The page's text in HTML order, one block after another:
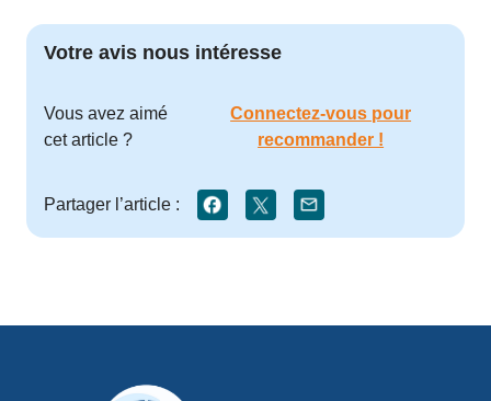
Votre avis nous intéresse
Vous avez aimé
cet article ?
Connectez-vous pour
recommander !
Partager l’article :